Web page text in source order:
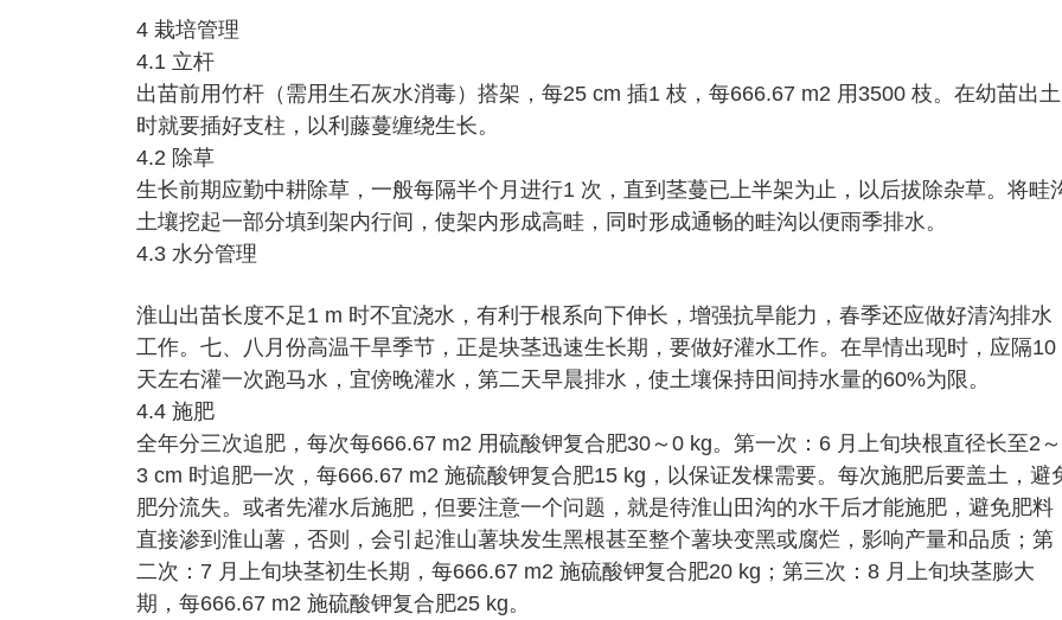
4 栽培管理
4.1 立杆
出苗前用竹杆（需用生石灰水消毒）搭架，每25 cm 插1 枝，每666.67 m2 用3500 枝。在幼苗出土
时就要插好支柱，以利藤蔓缠绕生长。
4.2 除草
生长前期应勤中耕除草，一般每隔半个月进行1 次，直到茎蔓已上半架为止，以后拔除杂草。将畦
土壤挖起一部分填到架内行间，使架内形成高畦，同时形成通畅的畦沟以便雨季排水。
4.3 水分管理
淮山出苗长度不足1 m 时不宜浇水，有利于根系向下伸长，增强抗旱能力，春季还应做好清沟排水
工作。七、八月份高温干旱季节，正是块茎迅速生长期，要做好灌水工作。在旱情出现时，应隔10
天左右灌一次跑马水，宜傍晚灌水，第二天早晨排水，使土壤保持田间持水量的60%为限。
4.4 施肥
全年分三次追肥，每次每666.67 m2 用硫酸钾复合肥30～0 kg。第一次：6 月上旬块根直径长至2～
3 cm 时追肥一次，每666.67 m2 施硫酸钾复合肥15 kg，以保证发棵需要。每次施肥后要盖土，避
肥分流失。或者先灌水后施肥，但要注意一个问题，就是待淮山田沟的水干后才能施肥，避免肥料
直接渗到淮山薯，否则，会引起淮山薯块发生黑根甚至整个薯块变黑或腐烂，影响产量和品质；第
二次：7 月上旬块茎初生长期，每666.67 m2 施硫酸钾复合肥20 kg；第三次：8 月上旬块茎膨大
期，每666.67 m2 施硫酸钾复合肥25 kg。